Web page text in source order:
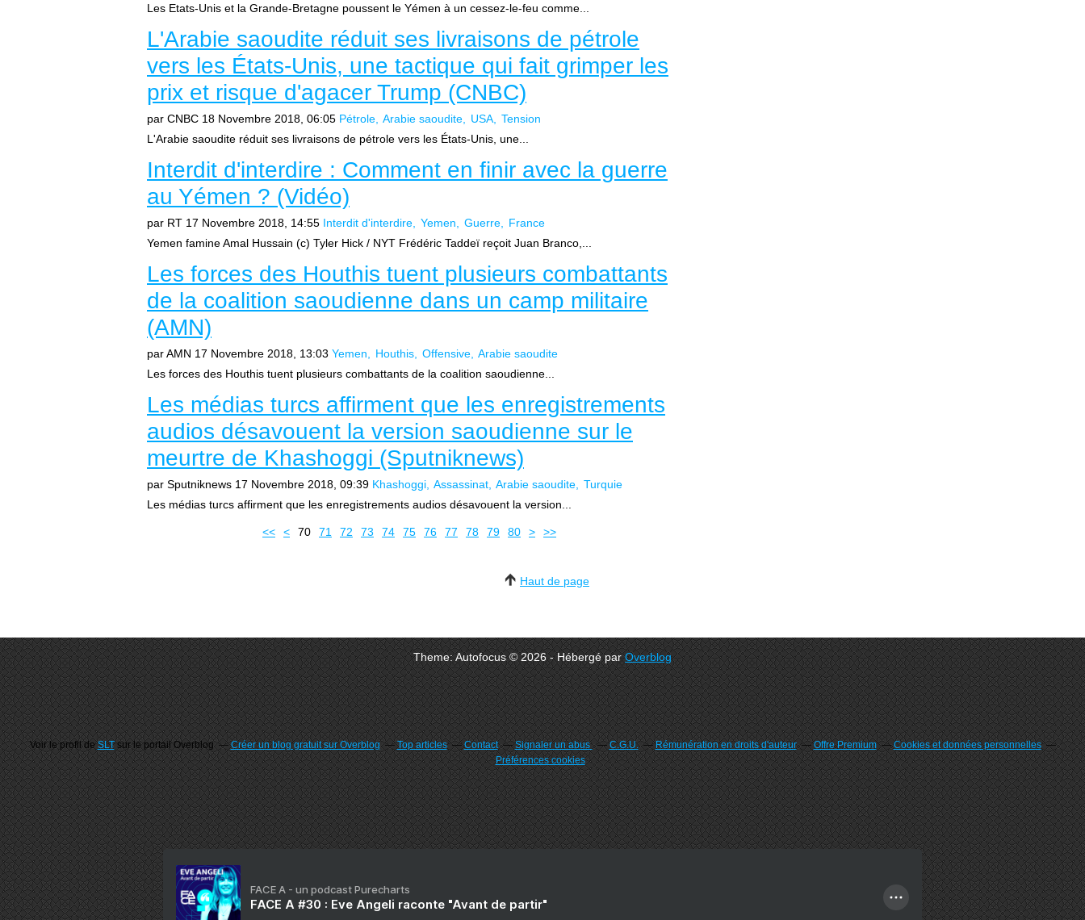
Les Etats-Unis et la Grande-Bretagne poussent le Yémen à un cessez-le-feu comme...
L'Arabie saoudite réduit ses livraisons de pétrole
vers les États-Unis, une tactique qui fait grimper les
prix et risque d'agacer Trump (CNBC)
par CNBC 18 Novembre 2018, 06:05 Pétrole Arabie saoudite USA
Tension
L'Arabie saoudite réduit ses livraisons de pétrole vers les États-Unis, une...
Interdit d'interdire : Comment en finir avec la guerre
au Yémen ? (Vidéo)
par RT 17 Novembre 2018, 14:55 Interdit d'interdire Yemen Guerre
France
Yemen famine Amal Hussain (c) Tyler Hick / NYT Frédéric Taddeï reçoit Juan Branco,...
Les forces des Houthis tuent plusieurs combattants
de la coalition saoudienne dans un camp militaire
(AMN)
par AMN 17 Novembre 2018, 13:03 Yemen Houthis Offensive Arabie saoudite
Les forces des Houthis tuent plusieurs combattants de la coalition saoudienne...
Les médias turcs affirment que les enregistrements
audios désavouent la version saoudienne sur le
meurtre de Khashoggi (Sputniknews)
par Sputniknews 17 Novembre 2018, 09:39 Khashoggi Assassinat Arabie saoudite
Turquie
Les médias turcs affirment que les enregistrements audios désavouent la version...
<< < 10
20
30
40
50
60
70 71 72 73 74 75 76 77 78 79 80 90
100
200
> >>
Haut de page
Theme: Autofocus © 2026 - Hébergé parOverblog
Voir le profil deSLTsur le portail Overblog Créer un blog gratuit sur Overblog Top articles Contact Signaler un abus C.G.U. Rémunération en droits d'auteur Offre Premium
Cookies et données personnelles
Préférences cookies
FACE A - un podcast Purecharts
FACE A #30 : Eve Angeli raconte "Avant de partir"